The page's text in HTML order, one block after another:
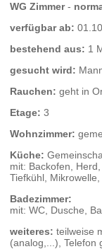
WG Zimmer-
verfügbar ab:
bestehend aus: 1
gesucht wird:
Rauchen: geht in
Etage: 3
Wohnzimmer:
Küche:
mit: Backofen,
Tiefkühl, Mikrowelle,
Badezimmer:
mit: WC, Dusche,
weiteres: teilweise
(analog,...), Telefon